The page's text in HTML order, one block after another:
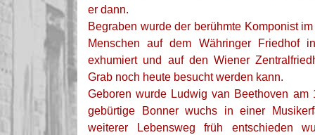
er dann.
Begraben wurde der berühmte Komponist
Menschen auf dem Währinger Friedhof
exhumiert und auf den Wiener
Grab noch heute besucht werden kann.
Geboren wurde Ludwig van Beethoven am
gebürtige Bonner wuchs in einer
weiterer Lebensweg früh entschieden